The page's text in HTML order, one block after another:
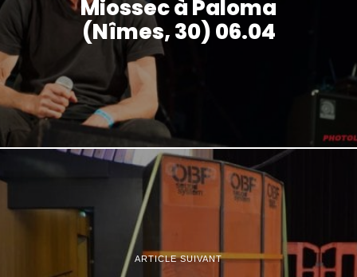
Miossec à Paloma
(Nîmes, 30) 06.04
ARTICLE SUIVANT